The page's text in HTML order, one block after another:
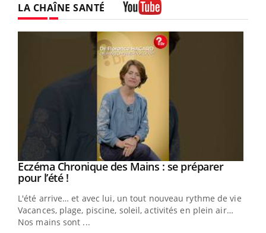
LA CHAÎNE SANTÉ
Youtube
Eczéma Chronique des Mains : se préparer
pour l’été !Youtube
L'été arrive… et avec lui, un tout nouveau rythme de vie !
Vacances, plage, piscine, soleil, activités en plein air…
Nos mains sont ...